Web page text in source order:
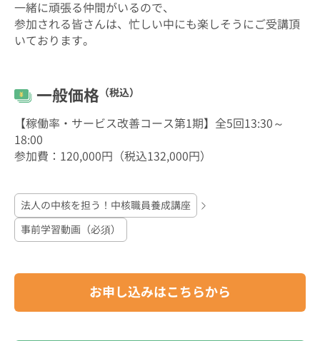
一緒に頑張る仲間がいるので、
参加される皆さんは、忙しい中にも楽しそうにご受講頂
いております。
一般価格 （税込）
【稼働率・サービス改善コース第1期】全5回13:30～
18:00
参加費：120,000円（税込132,000円）
法人の中核を担う！中核職員養成講座
事前学習動画（必須）
お申し込みはこちらから